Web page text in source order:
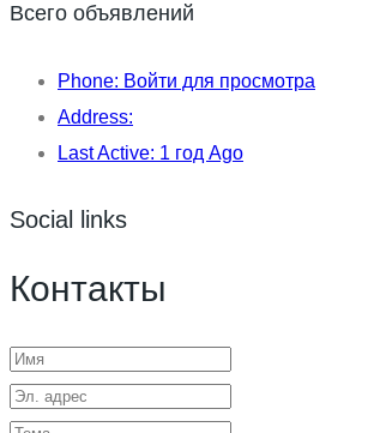
Всего объявлений
Phone: Войти для просмотра
Address:
Last Active: 1 год Ago
Social links
Контакты